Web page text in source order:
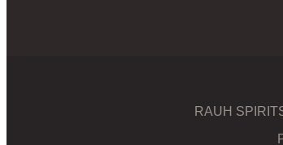
RAUH